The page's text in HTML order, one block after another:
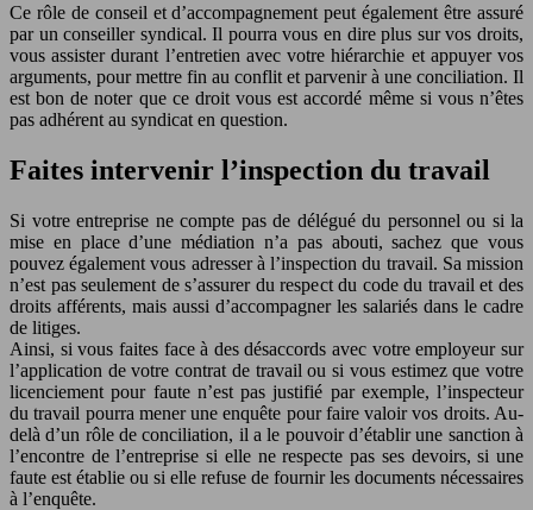
Ce rôle de conseil et d’accompagnement peut également être assuré
par un conseiller syndical. Il pourra vous en dire plus sur vos droits,
vous assister durant l’entretien avec votre hiérarchie et appuyer vos
arguments, pour mettre fin au conflit et parvenir à une conciliation. Il
est bon de noter que ce droit vous est accordé même si vous n’êtes
pas adhérent au syndicat en question.
Faites intervenir l’inspection du travail
Si votre entreprise ne compte pas de délégué du personnel ou si la
mise en place d’une médiation n’a pas abouti, sachez que vous
pouvez également vous adresser à l’inspection du travail. Sa mission
n’est pas seulement de s’assurer du respect du code du travail et des
droits afférents, mais aussi d’accompagner les salariés dans le cadre
de litiges.
Ainsi, si vous faites face à des désaccords avec votre employeur sur
l’application de votre contrat de travail ou si vous estimez que votre
licenciement pour faute n’est pas justifié par exemple, l’inspecteur
du travail pourra mener une enquête pour faire valoir vos droits. Au-
delà d’un rôle de conciliation, il a le pouvoir d’établir une sanction à
l’encontre de l’entreprise si elle ne respecte pas ses devoirs, si une
faute est établie ou si elle refuse de fournir les documents nécessaires
à l’enquête.